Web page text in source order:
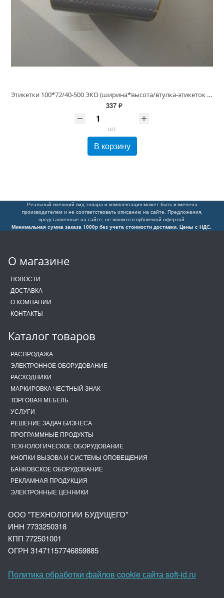
Этикетки 100*72/40-500 ЭКО (ширина*высота/втулка-этикеток в рулоне), белые (термоэтикетки 100х72)
337 ₽
шт
В корзину
Реальный внешний вид товара и комплектация может быть изменена
производителем и не соответствовать описанию на сайте. Предложения,
представленные на сайте, не являются публичной офертой.
Минимальная сумма заказа 1000р без учета стоимости доставки. Цены с НДС.
О магазине
НОВОСТИ
ДОСТАВКА
О КОМПАНИИ
КОНТАКТЫ
Каталог товаров
РАСПРОДАЖА
ЭЛЕКТРОННОЕ ОБОРУДОВАНИЕ
РАСХОДНИКИ
МАРКИРОВКА ЧЕСТНЫЙ ЗНАК
ТОРГОВАЯ МЕБЕЛЬ
УСЛУГИ
РЕШЕНИЕ ЗАДАЧ БИЗНЕСА
ПРОГРАММНЫЕ ПРОДУКТЫ
ТЕХНОЛОГИЧЕСКОЕ ОБОРУДОВАНИЕ
КНОПКИ ВЫЗОВА И СИСТЕМЫ ОПОВЕЩЕНИЯ
БАНКОВСКОЕ ОБОРУДОВАНИЕ
РЕКЛАМНАЯ ПРОДУКЦИЯ
ЭЛЕКТРОННЫЕ ЦЕННИКИ
ООО "ТЕХНОЛОГИИ БУДУЩЕГО"
ИНН 7733250318
КПП 772501001
ОГРН 31471157746859885
Политика обработки файлов cookie сайта soft-id.ru